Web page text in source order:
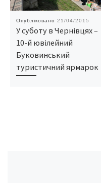
Опубліковано 21/04/2015
У суботу в Чернівцях –
10-й ювілейний
Буковинський
туристичний ярмарок